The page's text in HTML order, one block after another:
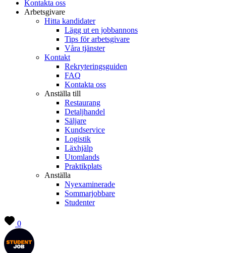
Kontakta oss
Arbetsgivare
Hitta kandidater
Lägg ut en jobbannons
Tips för arbetsgivare
Våra tjänster
Kontakt
Rekryteringsguiden
FAQ
Kontakta oss
Anställa till
Restaurang
Detaljhandel
Säljare
Kundservice
Logistik
Läxhjälp
Utomlands
Praktikplats
Anställa
Nyexaminerade
Sommarjobbare
Studenter
0